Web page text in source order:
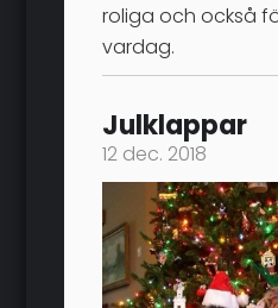
roliga och också
vardag.
Julklappar
12 dec. 2018